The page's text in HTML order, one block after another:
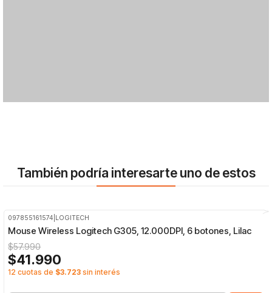
También podría interesarte uno de estos
097855161574 LOGITECH
Mouse Wireless Logitech G305, 12.000DPI, 6 botones, Lilac
$57.990
$41.990
12 cuotas de $3.723 sin interés